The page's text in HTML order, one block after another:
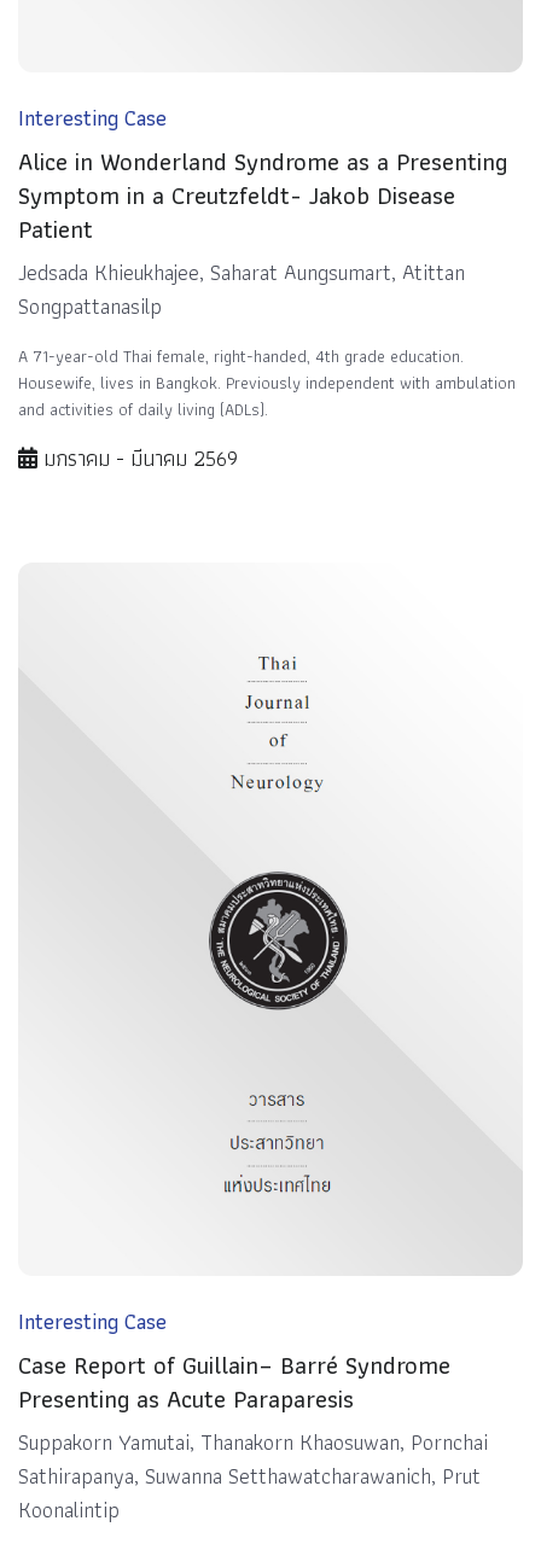
Interesting Case
Alice in Wonderland Syndrome as a Presenting
Symptom in a Creutzfeldt- Jakob Disease
Patient
Jedsada Khieukhajee, Saharat Aungsumart, Atittan
Songpattanasilp
A 71-year-old Thai female, right-handed, 4th grade education.
Housewife, lives in Bangkok. Previously independent with ambulation
and activities of daily living (ADLs).
มกราคม - มีนาคม 2569
Interesting Case
Case Report of Guillain– Barré Syndrome
Presenting as Acute Paraparesis
Suppakorn Yamutai, Thanakorn Khaosuwan, Pornchai
Sathirapanya, Suwanna Setthawatcharawanich, Prut
Koonalintip